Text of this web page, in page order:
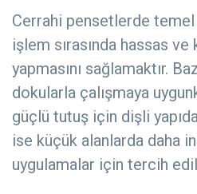
Cerrahi pensetlerde temel
işlem sırasında hassas
yapmasını sağlamaktır.
dokularla çalışmaya
güçlü tutuş için dişli
ise küçük alanlarda daha
uygulamalar için tercih